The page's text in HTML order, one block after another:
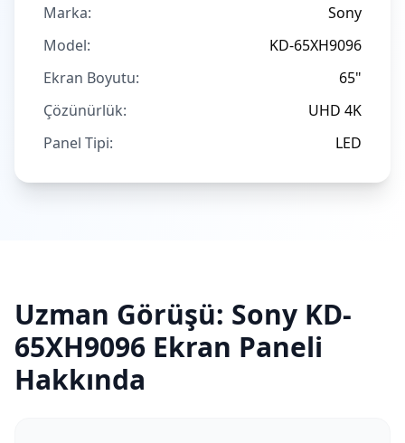
Marka:
Sony
Model:
KD-65XH9096
Ekran Boyutu:
65"
Çözünürlük:
UHD 4K
Panel Tipi:
LED
Uzman Görüşü: Sony KD-
65XH9096 Ekran Paneli
Hakkında